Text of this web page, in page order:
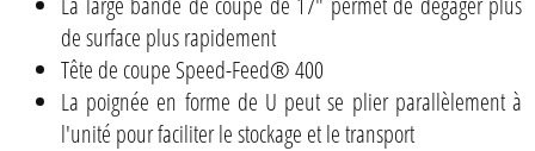
de surface plus rapidement
Tête de coupe Speed-Feed® 400
La poignée en forme de U peut se plier parallèlement à
l'unité pour faciliter le stockage et le transport